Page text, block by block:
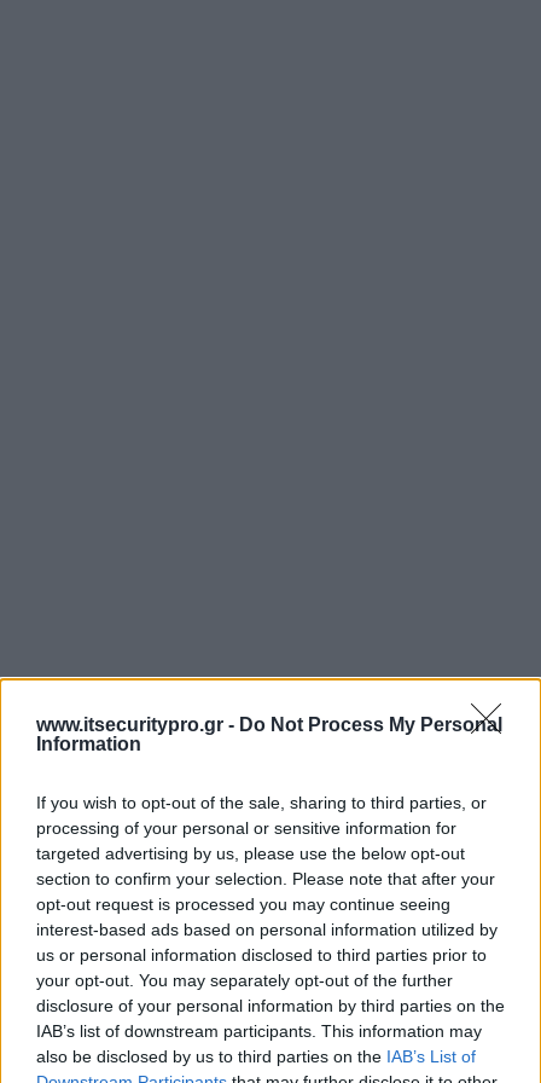
www.itsecuritypro.gr - Do Not Process My Personal
Information
If you wish to opt-out of the sale, sharing to third parties, or
processing of your personal or sensitive information for
targeted advertising by us, please use the below opt-out
section to confirm your selection. Please note that after your
opt-out request is processed you may continue seeing
interest-based ads based on personal information utilized by
us or personal information disclosed to third parties prior to
your opt-out. You may separately opt-out of the further
disclosure of your personal information by third parties on the
IAB’s list of downstream participants. This information may
also be disclosed by us to third parties on the IAB’s List of